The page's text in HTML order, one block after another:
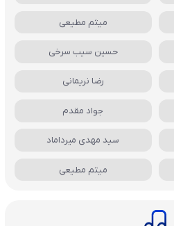
میثم مطیعی
حسین سیب سرخی
رضا نریمانی
جواد مقدم
سید مهدی میرداماد
میثم مطیعی